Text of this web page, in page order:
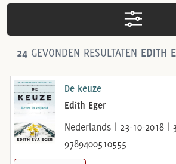
24GEVONDEN RESULTATEN EDITH
De keuze
Edith Eger
Nederlands | 23-10-2018 |
9789400510555